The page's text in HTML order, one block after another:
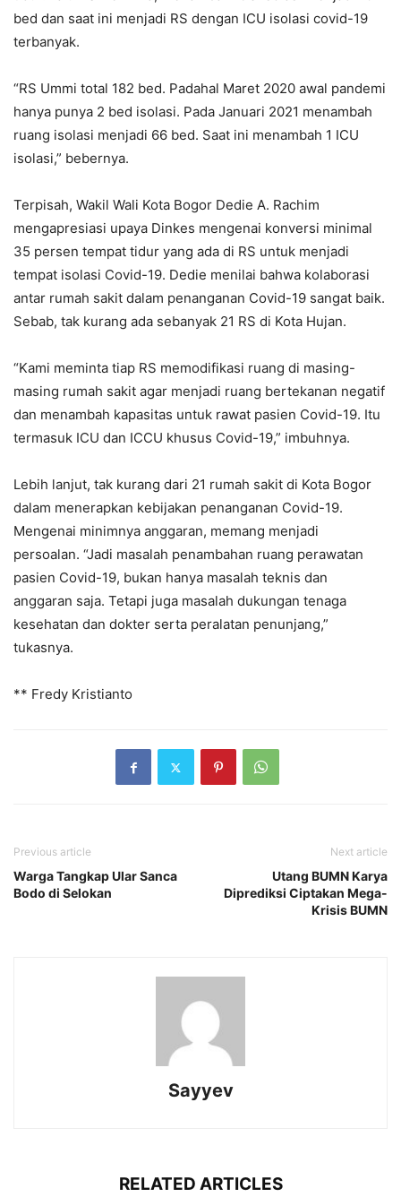
bed dan saat ini menjadi RS dengan ICU isolasi covid-19
terbanyak.
“RS Ummi total 182 bed. Padahal Maret 2020 awal pandemi
hanya punya 2 bed isolasi. Pada Januari 2021 menambah
ruang isolasi menjadi 66 bed. Saat ini menambah 1 ICU
isolasi,” bebernya.
Terpisah, Wakil Wali Kota Bogor Dedie A. Rachim
mengapresiasi upaya Dinkes mengenai konversi minimal
35 persen tempat tidur yang ada di RS untuk menjadi
tempat isolasi Covid-19. Dedie menilai bahwa kolaborasi
antar rumah sakit dalam penanganan Covid-19 sangat baik.
Sebab, tak kurang ada sebanyak 21 RS di Kota Hujan.
“Kami meminta tiap RS memodifikasi ruang di masing-
masing rumah sakit agar menjadi ruang bertekanan negatif
dan menambah kapasitas untuk rawat pasien Covid-19. Itu
termasuk ICU dan ICCU khusus Covid-19,” imbuhnya.
Lebih lanjut, tak kurang dari 21 rumah sakit di Kota Bogor
dalam menerapkan kebijakan penanganan Covid-19.
Mengenai minimnya anggaran, memang menjadi
persoalan. “Jadi masalah penambahan ruang perawatan
pasien Covid-19, bukan hanya masalah teknis dan
anggaran saja. Tetapi juga masalah dukungan tenaga
kesehatan dan dokter serta peralatan penunjang,”
tukasnya.
** Fredy Kristianto
Previous article
Warga Tangkap Ular Sanca
Bodo di Selokan
Next article
Utang BUMN Karya
Diprediksi Ciptakan Mega-
Krisis BUMN
Sayyev
RELATED ARTICLES